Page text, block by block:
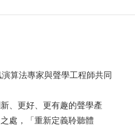
算法專家與聲學工程師共同
、更好、更有趣的聲學產
處，「重新定義聆聽體